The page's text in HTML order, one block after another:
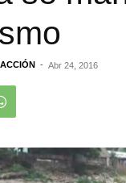
- Abr 24, 2016